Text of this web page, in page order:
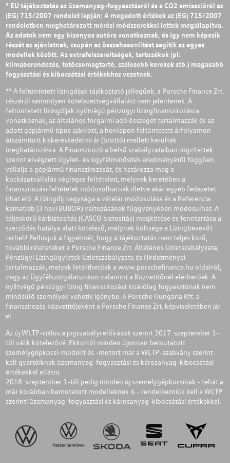
* EU tájékoztatás az üzemanyag-fogyasztásról és a CO2 emisszióról az
(EG) 715/2007 rendelet lapján: A megadott értékek az (EG) 715/2007
rendeletben meghatározott mérési módszerekkel lettek megállapítva.
Az adatok nem egy bizonyos autóra vonatkoznak, és így nem képezik
részét az ajánlatnak, csupán az összehasonlítást segítik az egyes
modellek között. Az extrafelszereltségek, tartozékok (pl:
klímaberendezés, tetőcsomagtartó, szélesebb kerekek stb.) magasabb
fogyasztási és kibocsátási értékekhez vezetnek.
** A feltüntetett lízingdíjak tájékoztató jellegűek, a Porsche Finance Zrt.
részéről semmilyen kötelezettségvállalást nem jelentenek. A
feltüntetett lízingdíjak nyíltvégű pénzügyi lízingfinanszírozásra
vonatkoznak, az általános forgalmi adó összegét tartalmazzák és az
adott gépjármű típus ajánlott, a honlapon feltüntetett árfolyamon
átszámított kiskereskedelmi ár (bruttó) mellett kerültek
meghatározásra. A Finanszírozó a belső szabályzataiban rögzítettek
szerint elvégzett ügylet- és ügyfélminősítés eredményétől függően
vállalja a gépjármű finanszírozását, és határozza meg a
kockázatvállalás végleges feltételeit, melynek keretében a
finanszírozási feltételek módosulhatnak illetve akár egyéb fedezetet
írhat elő. A lízingdíj nagysága a vételár módosulása és a Referencia
kamatláb (3 havi BUBOR) változásának függvényében módosulhat. A
teljeskörű kárbiztosítás (CASCO biztosítás) megkötése és fenntartása a
szerződés hatálya alatt kötelező, melynek költsége a Lízingbevevőt
terheli! Felhívjuk a figyelmét, hogy a tájékoztatás nem teljes körű,
további részleteket a Porsche Finance Zrt. Általános Üzletszabályzata,
Pénzügyi Lízingügyletek Üzletszabályzata és Hirdetményei
tartalmazzák, melyek letölthetőek a www.porschefinance.hu oldalról,
vagy az Ügyfélszolgálatunkon valamint a Közvetítőnél elérhetőek. A
nyíltvégű pénzügyi lízing finanszírozást kizárólag fogyasztónak nem
minősülő személyek vehetik igénybe. A Porsche Hungária Kft. a
finanszírozás közvetítőjeként a Porsche Finance Zrt. képviseletében jár
el.
Az új WLTP-ciklus a jogszabályi előírások szerint 2017. szeptember 1-
től válik kötelezővé. Ekkortól minden újonnan bemutatott
személygépkocsi-modellt és -motort már a WLTP-szabvány szerint
kell gyártóiknak üzemanyag-fogyasztási és károsanyag-kibocsátási
értékekkel ellátni.
2018. szeptember 1-től pedig minden új személygépkocsinak - tehát a
már korábban bemutatott modelleknek is - rendelkezniük kell a WLTP
szerinti üzemanyag-fogyasztási és károsanyag-kibocsátási értékekkel.